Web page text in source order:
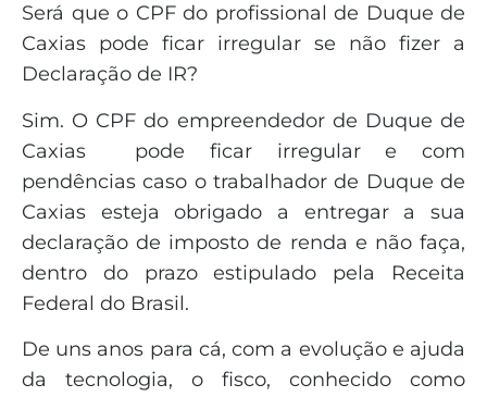
Será que o CPF do profissional de Duque de
Caxias pode ficar irregular se não fizer a
Declaração de IR?
Sim. O CPF do empreendedor de Duque de
Caxias pode ficar irregular e com
pendências caso o trabalhador de Duque de
Caxias esteja obrigado a entregar a sua
declaração de imposto de renda e não faça,
dentro do prazo estipulado pela Receita
Federal do Brasil.
De uns anos para cá, com a evolução e ajuda
da tecnologia, o fisco, conhecido como